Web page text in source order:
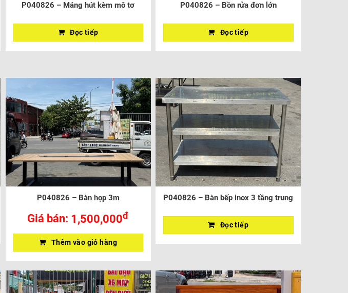
P040826 – Máng hút kèm mô tơ
Đọc tiếp
P040826 – Bồn rửa đơn lớn
Đọc tiếp
P040826 – Bàn họp 3m
Giá bán: 1,500,000đ
Thêm vào giỏ hàng
P040826 – Bàn bếp inox 3 tầng trung
Đọc tiếp